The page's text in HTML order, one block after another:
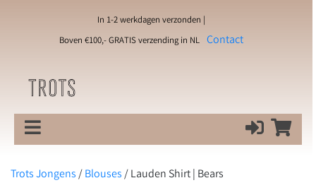
In 1-2 werkdagen verzonden |
Boven €100,- GRATIS verzending in NL Contact
Trots Jongens/Blouses/Lauden Shirt | Bears